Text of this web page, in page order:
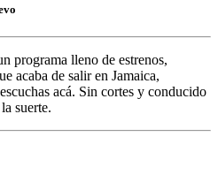
programa lleno de estrenos,
acaba de salir en Jamaica,
acá. Sin cortes y conducido
suerte.